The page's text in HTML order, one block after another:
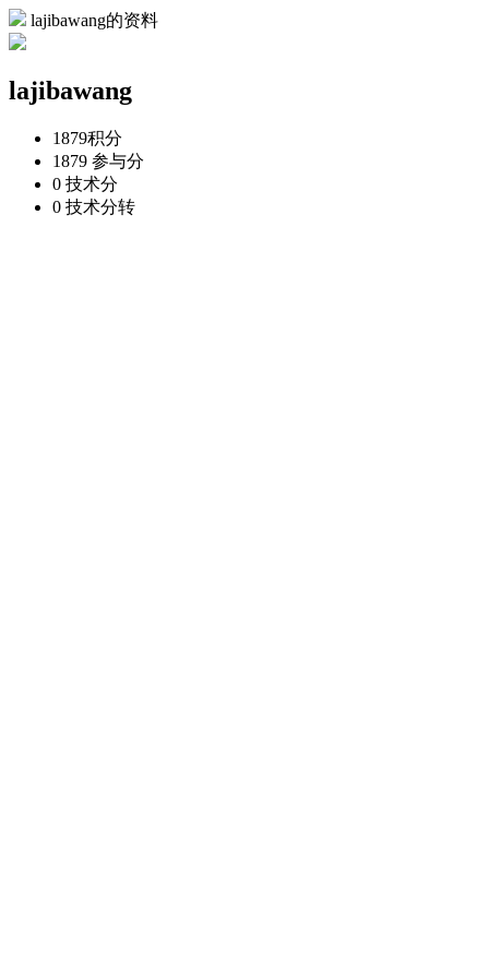
lajibawang的资料
lajibawang
1879积分
1879 参与分
0 技术分
0 技术分转